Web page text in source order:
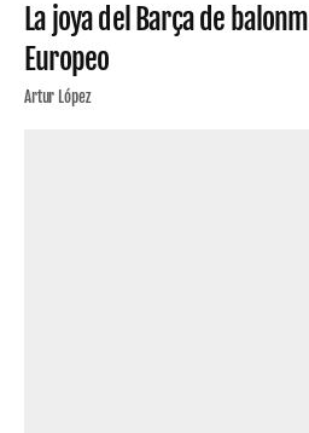
La joya del Barça de
Europeo
Artur López